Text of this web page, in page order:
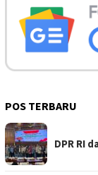
POS TERBARU
DPR RI